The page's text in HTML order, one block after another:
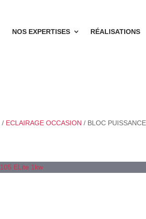
NOS EXPERTISES RÉALISATIONS
/ ECLAIRAGE OCCASION / BLOC